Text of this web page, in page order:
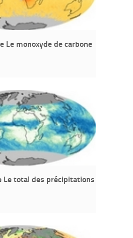
Le monoxyde de carbone
Le total des précipitations